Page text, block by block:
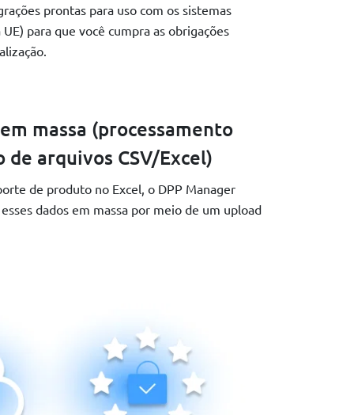
massa (processamento
de arquivos CSV/Excel)
de produto no Excel, o DPP Manager
dados em massa por meio de um upload
prontas para uso com os sistemas
para que você cumpra as obrigações